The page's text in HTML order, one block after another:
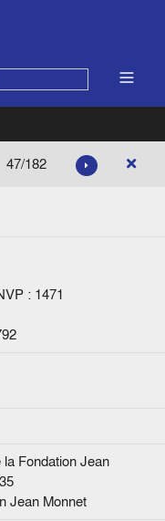
47/182
: 1471
Fondation Jean
Jean Monnet